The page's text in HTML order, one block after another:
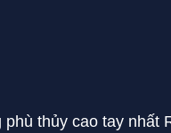
thủy cao tay nhất